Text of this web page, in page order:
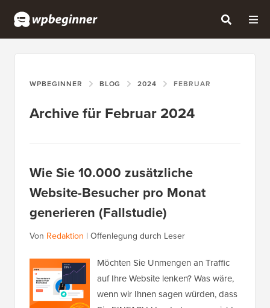
WPBEGINNER BLOG 2024 FEBRUAR
Archive für Februar 2024
Wie Sie 10.000 zusätzliche
Website-Besucher pro Monat
generieren (Fallstudie)
Von Redaktion | Offenlegung durch Leser
Möchten Sie Unmengen an Traffic
auf Ihre Website lenken? Was wäre,
wenn wir Ihnen sagen würden, dass